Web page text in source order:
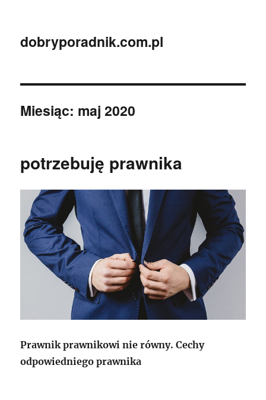
dobryporadnik.com.pl
Miesiąc: maj 2020
potrzebuję prawnika
Prawnik prawnikowi nie równy. Cechy
odpowiedniego prawnika